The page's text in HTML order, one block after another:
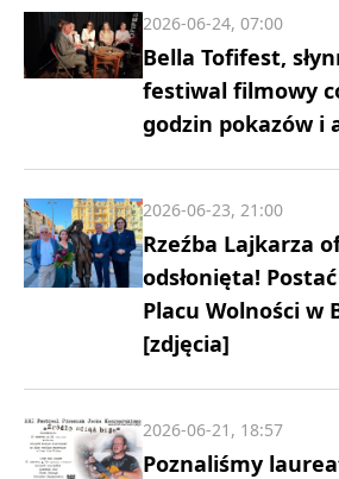
Bella Tofifest,
festiwal filmowy
godzin pokazów i
2026-06-24, 07:00
Rzeźba Lajkarza
odsłonięta!
Placu Wolności w
[zdjęcia]
2026-06-23, 21:00
Poznaliśmy
2026-06-21, 18:57